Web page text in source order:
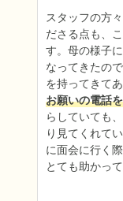
スタッフの方
ださる点も、
す。母の様子
なってきたの
を持ってきて
お願いの電話
らしていても
り見てくれて
に面会に行く
とても助かって